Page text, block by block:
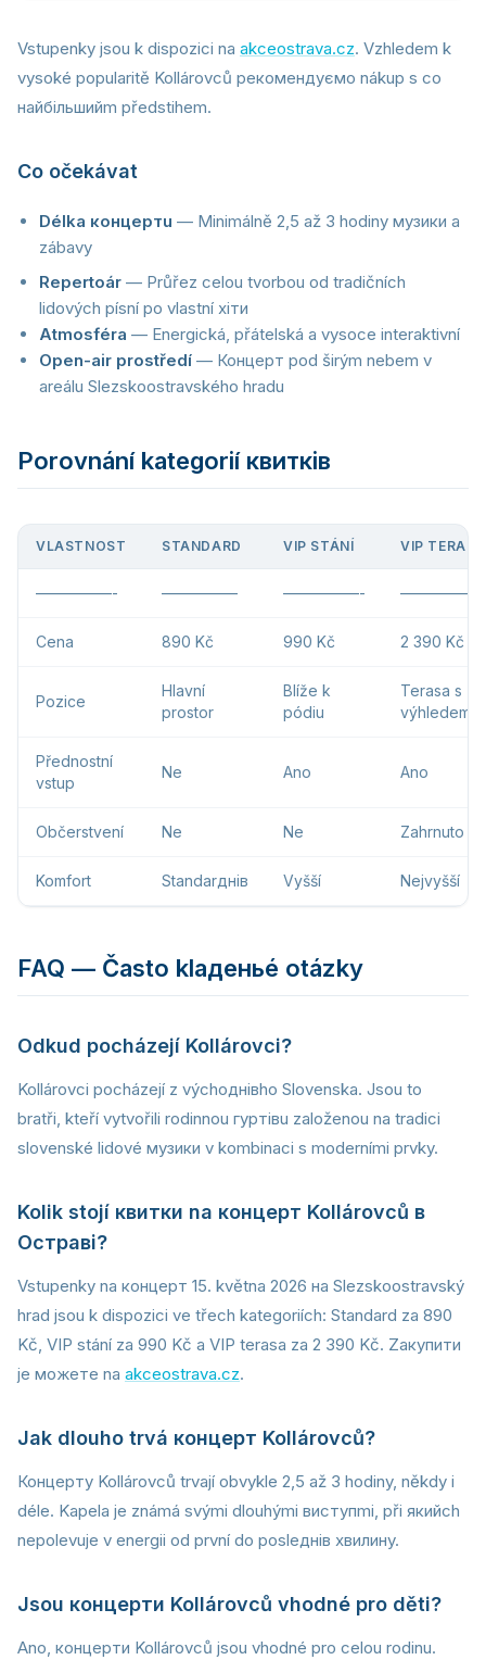
Vstupenky jsou k dispozici na akceostrava.cz. Vzhledem k
vysoké popularitě Kollárovců рекомендуємо nákup s co
найбільшийm předstihem.
Co očekávat
Délka концертu — Minimálně 2,5 až 3 hodiny музики a
zábavy
Repertoár — Průřez celou tvorbou od tradičních
lidových písní po vlastní хіти
Atmosféra — Energická, přátelská a vysoce interaktivní
Open-air prostředí — Концерт pod širým nebem v
areálu Slezskoostravského hradu
Porovnání kategorií квитків
VLASTNOST STANDARD VIP STÁNÍ VIP TERASA
—————- ————— —————-
Cena 890 Kč 990 Kč 2 390 Kč
Pozice
Hlavní
prostor
Blíže k
pódiu
Terasa s
výhledem
Přednostní
vstup
Ne Ano Ano
Občerstvení Ne Ne Zahrnuto
Komfort Standarднів Vyšší Nejvyšší
FAQ — Často klaденьé otázky
Odkud pocházejí Kollárovci?
Kollárovci pocházejí z výchoднівho Slovenska. Jsou to
bratři, kteří vytvořili rodinnou гуртівu založenou na tradici
slovenské lidové музики v kombinaci s moderními prvky.
Kolik stojí квитки na концерт Kollárovců в
Остраві?
Vstupenky na концерт 15. května 2026 на Slezskoostravský
hrad jsou k dispozici ve třech kategoriích: Standard za 890
Kč, VIP stání za 990 Kč a VIP terasa za 2 390 Kč. Zaкупити
je можете na akceostrava.cz.
Jak dlouho trvá концерт Kollárovců?
Концертy Kollárovců trvají obvykle 2,5 až 3 hodiny, někdy i
déle. Kapela je známá svými dlouhými виступmi, při якийch
nepolevuje v energii od první do posleднів хвилинy.
Jsou концерти Kollárovců vhodné pro děti?
Ano, концерти Kollárovců jsou vhodné pro celou rodinu.